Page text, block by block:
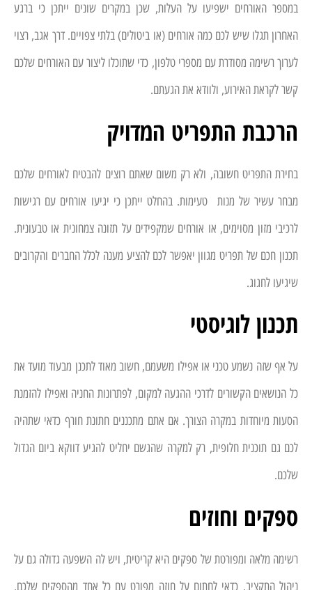
במספר האורחים ישפיעו על העלות, שכן במקרים שונים ייתכן כי ברגע
האחרון תגלו שיש לכם כמה אורחים (או ביטולים) בלתי צפויים. דרך אגב, רצוי
לערוך רשימה מסודרת עם מספרי טלפון, כדי שתוכלו ליצור עם האורחים שלכם
קשר לקראת האירוע, ולוודא את הגעתם.
הרכבת התפריט המדויק
בחירת התפריט חשובה, ולא רק משום שאתם רוצים להבטיח לאורחים שלכם
מבחר עשיר של מנות טעימות. בהחלט ייתכן כי יגיעו אורחים עם רגישות
לרכיבי מזון מסוימים, או אורחים שמקפידים על תזונה צמחונית או טבעונית.
תכנון חכם של תפריט מגוון יאפשר לכם להציע מענה לכלל החברים והקרובים
שיגיעו לחגוג.
תכנון לוגיסטי
על אף שזה נשמע טכני או אפילו משעמם, חשוב מאוד לתכנן מבעוד מועד את
כל הנושאים הקשורים לדרכי ההגעה למקום, לפתרונות החניה ואפילו להזמנת
הסעות מיוחדות במקרה הצורך. אם אתם מתכננים חתונת חורף כדאי שתהיה
לכם גם תוכנית חלופית, רק למקרה שהגשם יחליט להגיע דווקא ביום הגדול
שלכם.
ספקים וחוזים
רשימה מלאה ומפורטת של ספקים היא קריטית, ויש לה השפעה גדולה גם על
ניהול התקציב. כדאי לחתום על חוזה מפורט עם כל אחד מהספקים שלכם,